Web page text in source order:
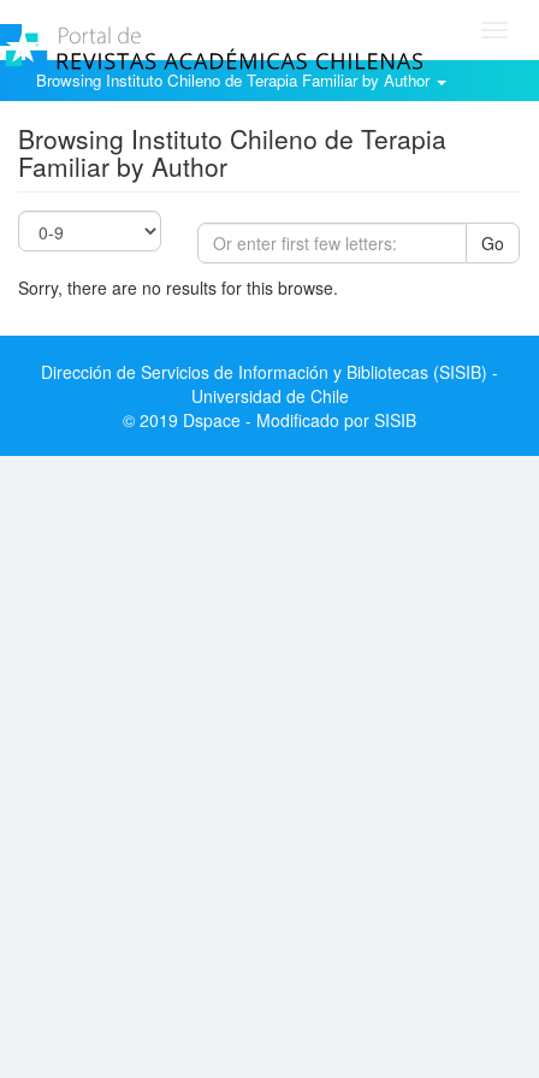
Browsing Instituto Chileno de Terapia Familiar by Author
Browsing Instituto Chileno de Terapia
Familiar by Author
Go
Sorry, there are no results for this browse.
Dirección de Servicios de Información y Bibliotecas (SISIB) -
Universidad de Chile
© 2019 Dspace - Modificado por SISIB